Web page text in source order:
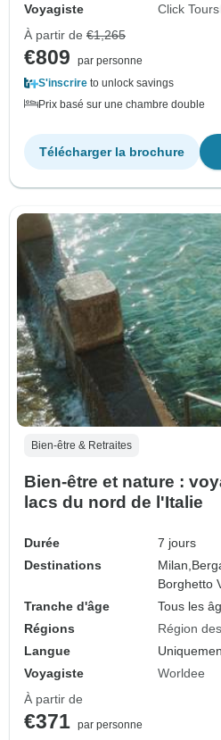
Voyagiste
Click Tours
À partir de €1,265
€809
par personne
S'inscrire to unlock savings
Prix basé sur une chambre double
Télécharger la brochure
Bien-être & Retraites
Bien-être et nature :
lacs du nord de l'Italie
Durée
7 jours
Destinations
Milan,
Borghetto
Tranche d'âge
Tous les
Régions
Région
Langue
Voyagiste
Worldee
À partir de
€371 par personne